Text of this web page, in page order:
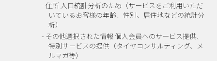
- 住所 人口統計分析のため（サービスをご利用いただ
いているお客様の年齢、性別、居住地などの統計分
析）
- その他選択された情報 個人会員へのサービス提供、
特別サービスの提供（タイヤコンサルティング、メ
ルマガ等）